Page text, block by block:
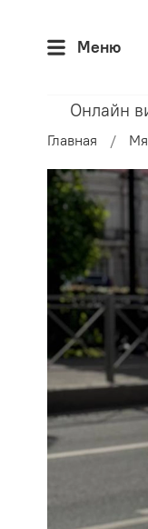
Меню
Онлайн
Главная